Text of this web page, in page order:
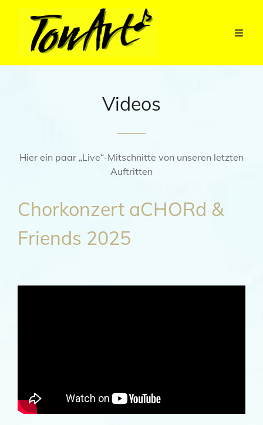
Videos
Hier ein paar „Live“-Mitschnitte von unseren letzten
Auftritten
Chorkonzert aCHORd &
Friends 2025